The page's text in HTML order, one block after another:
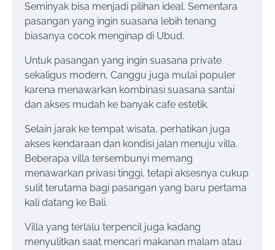
Seminyak bisa menjadi pilihan ideal. Sementara
pasangan yang ingin suasana lebih tenang
biasanya cocok menginap di Ubud.
Untuk pasangan yang ingin suasana private
sekaligus modern, Canggu juga mulai populer
karena menawarkan kombinasi suasana santai
dan akses mudah ke banyak cafe estetik.
Selain jarak ke tempat wisata, perhatikan juga
akses kendaraan dan kondisi jalan menuju villa.
Beberapa villa tersembunyi memang
menawarkan privasi tinggi, tetapi aksesnya cukup
sulit terutama bagi pasangan yang baru pertama
kali datang ke Bali.
Villa yang terlalu terpencil juga kadang
menyulitkan saat mencari makanan malam atau